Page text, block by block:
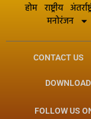
होम राष्ट्रीय
मनोरंजन
CONTACT US
FOLLOW US